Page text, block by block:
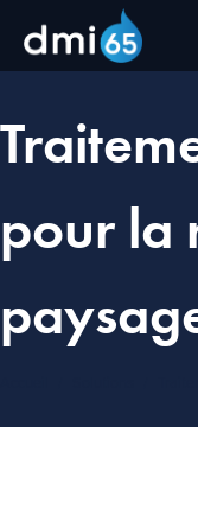
pour la
Vous êtes ici :